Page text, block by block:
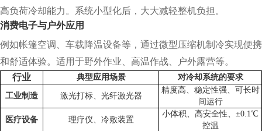
高负荷冷却能力。系统小型化后，大大减轻整机负担。
消费电子与户外应用
例如帐篷空调、车载降温设备等，通过微型压缩机制冷实现便携
和舒适体验。适用于野外作业、高温作战、户外露营等。
行业
典型应用场景 对冷却系统的要求
工业制造 激光打标、光纤激光器
精度高、稳定性强、可长时
间运行
医疗设备 理疗仪、冷敷装置
小体积、高安全性、±0.1℃
控温